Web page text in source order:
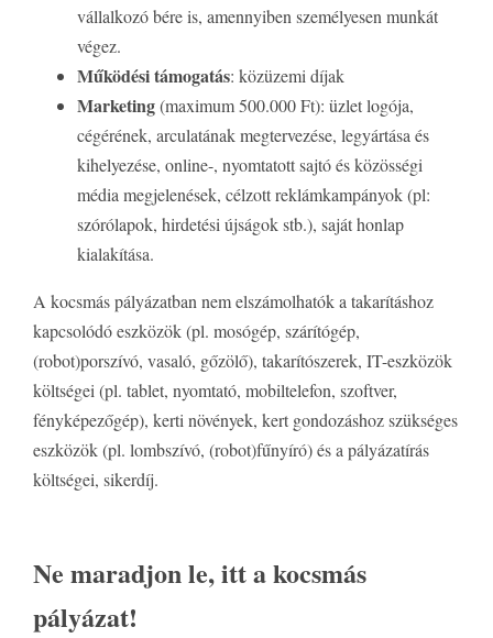
vállalkozó bére is, amennyiben személyesen munkát
végez.
Működési támogatás: közüzemi díjak
Marketing(maximum 500.000 Ft): üzlet logója,
cégérének, arculatának megtervezése, legyártása és
kihelyezése, online-, nyomtatott sajtó és közösségi
média megjelenések, célzott reklámkampányok (pl:
szórólapok, hirdetési újságok stb.), saját honlap
kialakítása.
A kocsmás pályázatban nem elszámolhatók a takarításhoz
kapcsolódó eszközök (pl. mosógép, szárítógép,
(robot)porszívó, vasaló, gőzölő), takarítószerek, IT-eszközök
költségei (pl. tablet, nyomtató, mobiltelefon, szoftver,
fényképezőgép), kerti növények, kert gondozáshoz szükséges
eszközök (pl. lombszívó, (robot)fűnyíró) és a pályázatírás
költségei, sikerdíj.
Ne maradjon le, itt a kocsmás
pályázat!